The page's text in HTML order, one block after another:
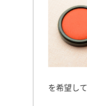
を希望し